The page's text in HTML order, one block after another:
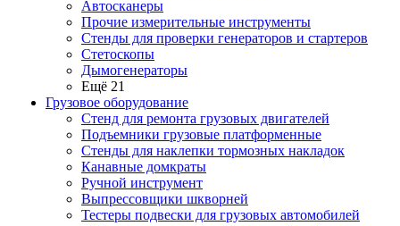
Автосканеры
Прочие измерительные инструменты
Стенды для проверки генераторов и стартеров
Стетоскопы
Дымогенераторы
Ещё 21
Грузовое оборудование
Стенд для ремонта грузовых двигателей
Подъемники грузовые платформенные
Стенды для наклепки тормозных накладок
Канавные домкраты
Ручной инструмент
Выпрессовщики шкворней
Тестеры подвески для грузовых автомобилей